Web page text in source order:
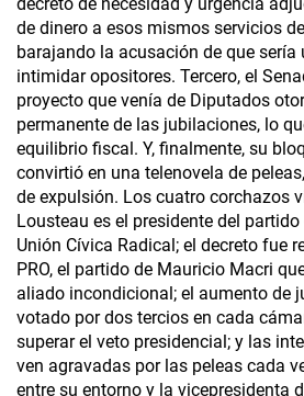
de dinero a esos mismos servicios
barajando la acusación de que sería
intimidar opositores. Tercero, el
proyecto que venía de Diputados
permanente de las jubilaciones, lo
equilibrio fiscal. Y, finalmente, su
convirtió en una telenovela de
de expulsión. Los cuatro corchazos
Lousteau es el presidente del
Unión Cívica Radical; el decreto fue
PRO, el partido de Mauricio Macri
aliado incondicional; el aumento de
votado por dos tercios en cada
superar el veto presidencial; y las
ven agravadas por las peleas cada
entre su entorno y la vicepresidenta